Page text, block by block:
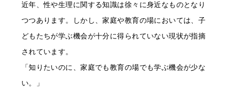
近年、性や生理に関する知識は徐々に身近なものとなり
つつあります。しかし、家庭や教育の場においては、子
どもたちが学ぶ機会が十分に得られていない現状が指摘
されています。
「知りたいのに、家庭でも教育の場でも学ぶ機会が少な
い。」